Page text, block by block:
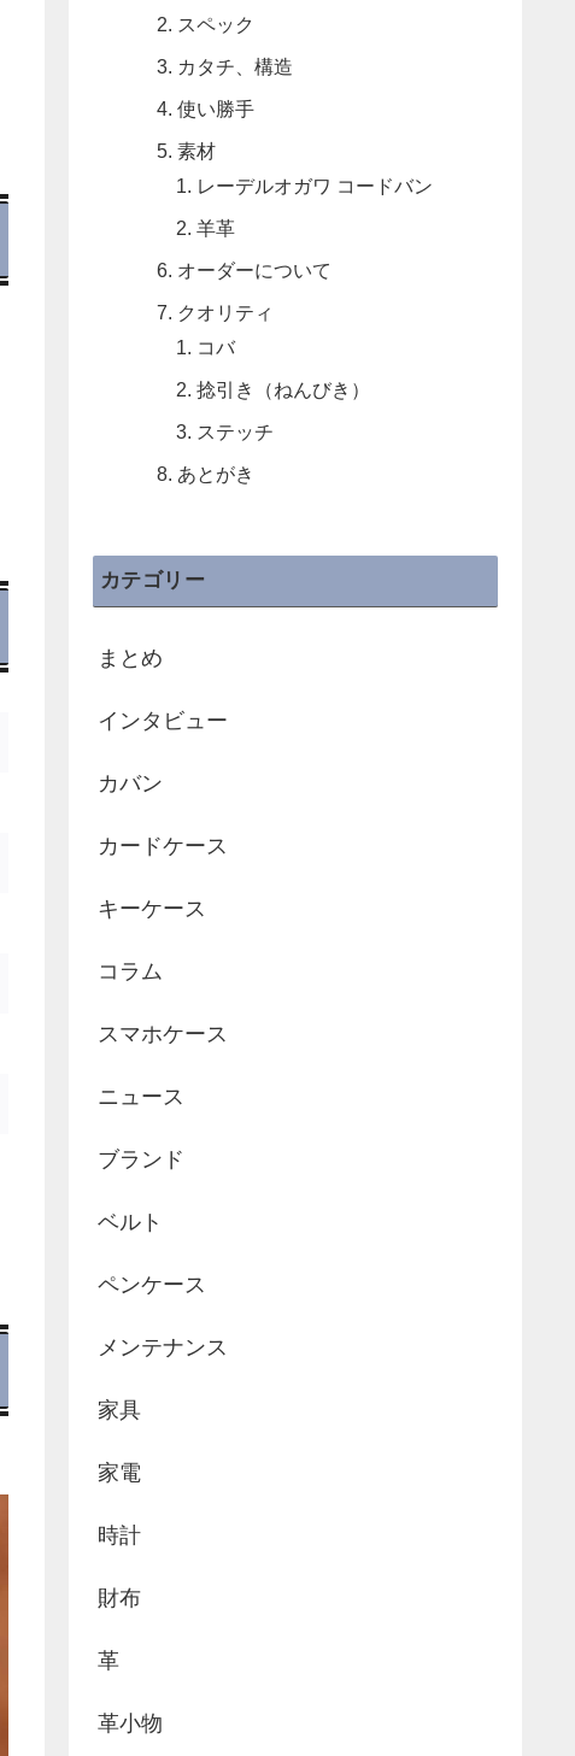
スペック
カタチ、構造
使い勝手
素材
レーデルオガワ コードバン
羊革
オーダーについて
クオリティ
コバ
捻引き（ねんびき）
ステッチ
あとがき
カテゴリー
まとめ
インタビュー
カバン
カードケース
キーケース
コラム
スマホケース
ニュース
ブランド
ベルト
ペンケース
メンテナンス
家具
家電
時計
財布
革
革小物